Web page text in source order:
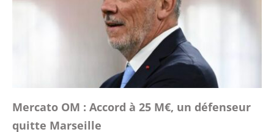
Mercato OM : Accord à 25 M€, un défenseur
quitte Marseille